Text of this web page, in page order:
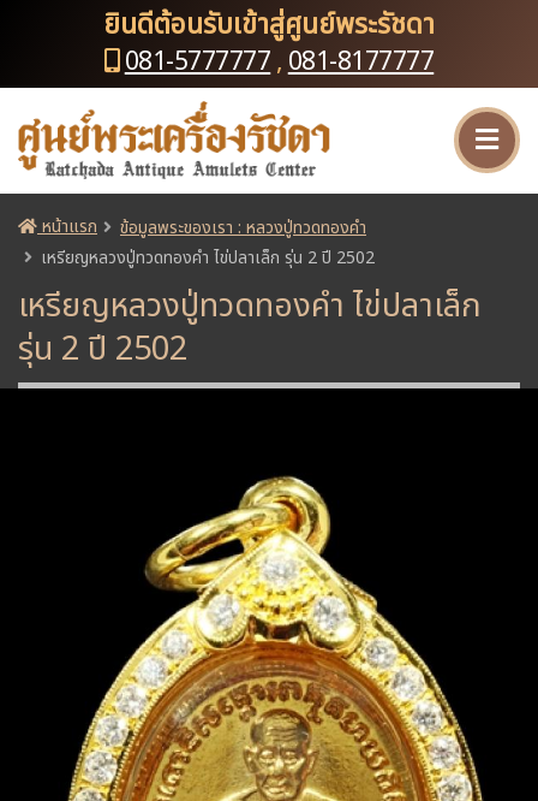
ยินดีต้อนรับเข้าสู่ศูนย์พระรัชดา
081-5777777, 081-8177777
หน้าแรก
ข้อมูลพระของเรา : หลวงปู่ทวดทองคำ
เหรียญหลวงปู่ทวดทองคำ ไข่ปลาเล็ก รุ่น 2 ปี 2502
เหรียญหลวงปู่ทวดทองคำ ไข่ปลาเล็ก
รุ่น 2 ปี 2502